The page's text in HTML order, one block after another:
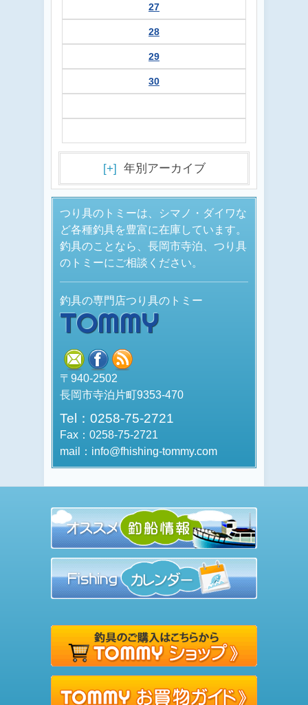
27
28
29
30
[+] 年別アーカイブ
つり具のトミーは、シマノ・ダイワな
ど各種釣具を豊富に在庫しています。
釣具のことなら、長岡市寺泊、つり具
のトミーにご相談ください。
釣具の専門店つり具のトミー
TOMMY
mail facebook
〒940-2502
長岡市寺泊片町9353-470
Tel：0258-75-2721
Fax：0258-75-2721
mail：info@fhishing-tommy.com